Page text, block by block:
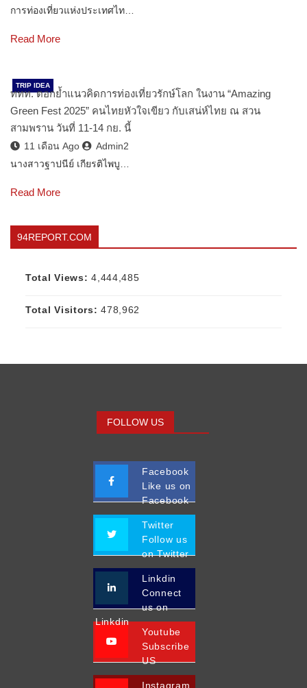
การท่องเที่ยวแห่งประเทศไท…
Read More
TRIP IDEA
ททท. ตอกย้ำแนวคิดการท่องเที่ยวรักษ์โลก ในงาน “Amazing
Green Fest 2025” คนไทยหัวใจเขียว กับเสน่ห์ไทย ณ สวน
สามพราน วันที่ 11-14 กย. นี้
11 เดือน Ago
Admin2
นางสาวฐาปนีย์ เกียรติไพบู…
Read More
94REPORT.COM
Total Views:4,444,485
Total Visitors:478,962
FOLLOW US
Facebook
Like us on
Facebook
Twitter
Follow us
on Twitter
Linkdin
Connect
us on
Linkdin
Youtube
Subscribe
US
Instagram